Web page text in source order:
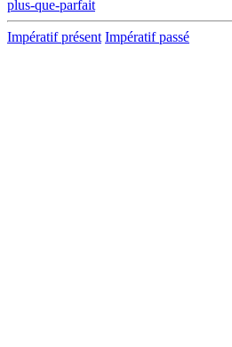
plus-que-parfait
Impératif présent Impératif passé